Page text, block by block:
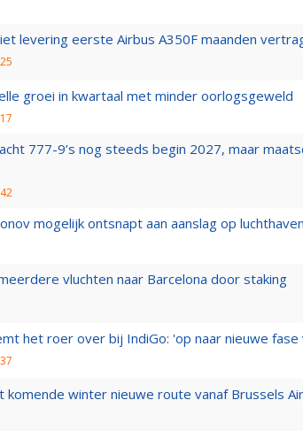
levering eerste Airbus A350F maanden
groei in kwartaal met minder oorlogsgeweld
777-9’s nog steeds begin 2027, maar
mogelijk ontsnapt aan aanslag op
vluchten naar Barcelona door staking
het roer over bij IndiGo: 'op naar nieuwe fase
komende winter nieuwe route vanaf Brussels